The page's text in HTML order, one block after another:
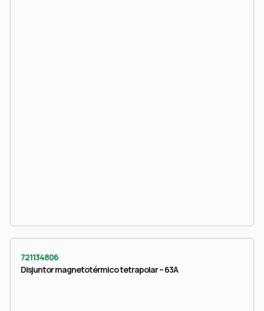
721134806
Disjuntor magnetotérmico tetrapolar – 63A